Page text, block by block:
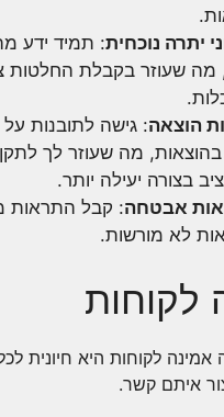
יתרה נוכחית: תמיד ידע
שעוזר בקבלת החלטות
הוצאה: גישה לתובנות
מה שעוזר לך
בצורה יעילה יותר.
אבטחה: קבל התראות
לא מורשות.
לקוחות
לקוחות היא חיונית
איתם קשר.